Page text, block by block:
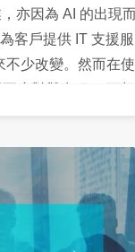
亦因為 AI 的出現
客戶提供 IT 支援服
不少改變。然而在
薰陶」而心生疑惑